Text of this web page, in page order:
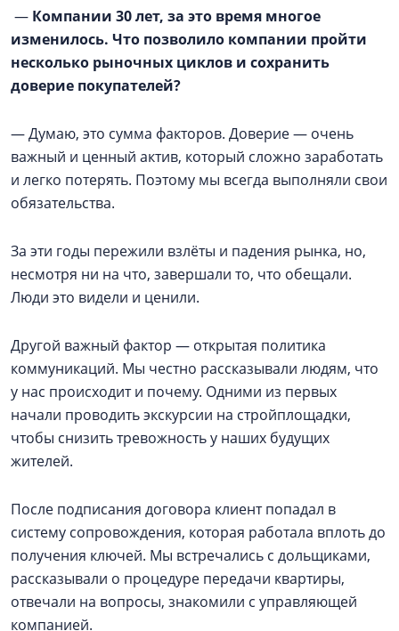
— Компании 30 лет, за это время многое
изменилось. Что позволило компании пройти
несколько рыночных циклов и сохранить
доверие покупателей?
— Думаю, это сумма факторов. Доверие — очень
важный и ценный актив, который сложно заработать
и легко потерять. Поэтому мы всегда выполняли свои
обязательства.
За эти годы пережили взлёты и падения рынка, но,
несмотря ни на что, завершали то, что обещали.
Люди это видели и ценили.
Другой важный фактор — открытая политика
коммуникаций. Мы честно рассказывали людям, что
у нас происходит и почему. Одними из первых
начали проводить экскурсии на стройплощадки,
чтобы снизить тревожность у наших будущих
жителей.
После подписания договора клиент попадал в
систему сопровождения, которая работала вплоть до
получения ключей. Мы встречались с дольщиками,
рассказывали о процедуре передачи квартиры,
отвечали на вопросы, знакомили с управляющей
компанией.